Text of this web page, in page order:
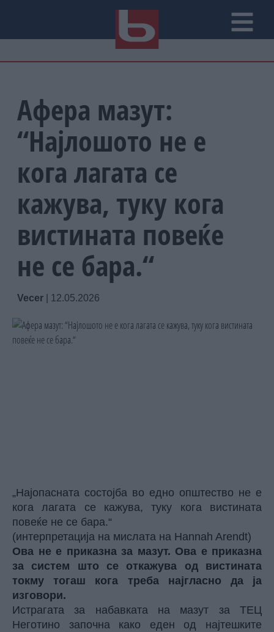
Афера мазут:
“Најлошото не е
кога лагата се
кажува, туку кога
вистината повеќе
не се бара.“
Vecer 12.05.2026
„Најопасната состојба во едно општество не е
кога лагата се кажува, туку кога вистината
повеќе не се бара.“
(интерпретација на мислата на Hannah Arendt)
Ова не е приказна за мазут. Ова е приказна
за систем што се откажува од вистината
токму тогаш кога треба најгласно да ја
изговори.
Истрагата за набавката на мазут за ТЕЦ
Неготино започна како еден од најтешките